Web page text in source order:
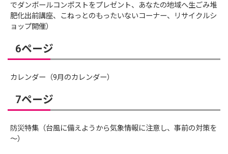
でダンボールコンポストをプレゼント、あなたの地域へ生ごみ堆
肥化出前講座、こねっとのもったいないコーナー、リサイクルシ
ョップ開催）
6ページ
カレンダー（9月のカレンダー）
7ページ
防災特集（台風に備えようから気象情報に注意し、事前の対策を
～）